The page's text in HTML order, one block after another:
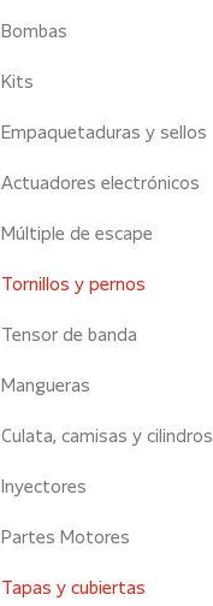
Bombas
Kits
Empaquetaduras y sellos
Actuadores electrónicos
Múltiple de escape
Tornillos y pernos
Tensor de banda
Mangueras
Culata, camisas y cilindros
Inyectores
Partes Motores
Tapas y cubiertas